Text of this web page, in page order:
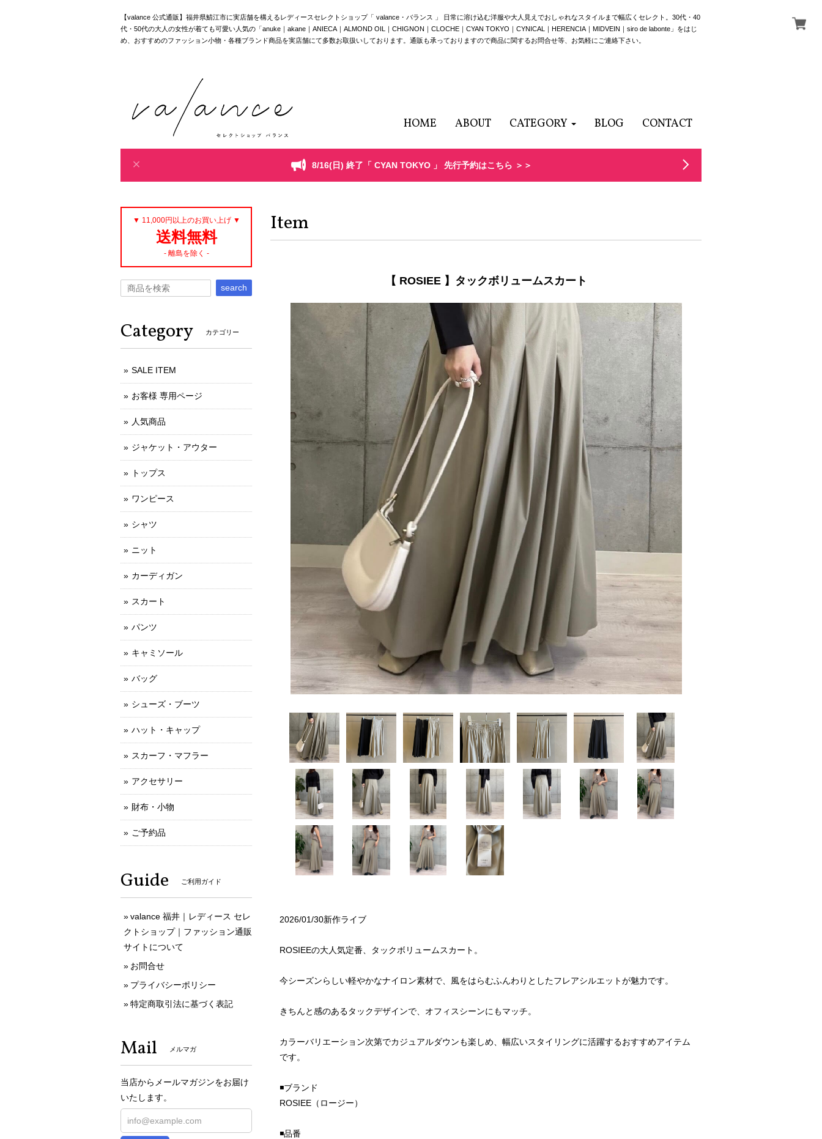
【valance 公式通販】福井県鯖江市に実店舗を構えるレディースセレクトショップ「 valance・バランス 」 日常に溶け込む洋服や大人見えでおしゃれなスタイルまで幅広くセレクト。30代・40
代・50代の大人の女性が着ても可愛い人気の「anuke｜akane｜ANIECA｜ALMOND OIL｜CHIGNON｜CLOCHE｜CYAN TOKYO｜CYNICAL｜HERENCIA｜MIDVEIN｜siro de labonte」をはじ
め、おすすめのファッション小物・各種ブランド商品を実店舗にて多数お取扱いしております。通販も承っておりますので商品に関するお問合せ等、お気軽にご連絡下さい。
HOME ABOUT CATEGORY BLOG CONTACT
8/16(日) 終了「 CYAN TOKYO 」 先行予約はこちら ＞＞
Item
【 ROSIEE 】タックボリュームスカート
2026/01/30新作ライブ
ROSIEEの大人気定番、タックボリュームスカート。
今シーズンらしい軽やかなナイロン素材で、風をはらむふんわりとしたフレアシルエットが魅力です。
きちんと感のあるタックデザインで、オフィスシーンにもマッチ。
カラーバリエーション次第でカジュアルダウンも楽しめ、幅広いスタイリングに活躍するおすすめアイテム
です。
◾️ブランド
ROSIEE（ロージー）
◾️品番
▼ 11,000円以上のお買い上げ ▼
送料無料
- 離島を除く -
search
Category カテゴリー
SALE ITEM
お客様 専用ページ
人気商品
ジャケット・アウター
トップス
ワンピース
シャツ
ニット
カーディガン
スカート
パンツ
キャミソール
バッグ
シューズ・ブーツ
ハット・キャップ
スカーフ・マフラー
アクセサリー
財布・小物
ご予約品
Guide ご利用ガイド
valance 福井｜レディース セレ
クトショップ｜ファッション通販
サイトについて
お問合せ
プライバシーポリシー
特定商取引法に基づく表記
Mail メルマガ
当店からメールマガジンをお届け
いたします。